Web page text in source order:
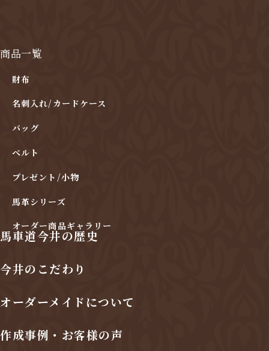
商品一覧
財布
名刺入れ/カードケース
バッグ
ベルト
プレゼント/小物
馬革シリーズ
オーダー商品ギャラリー
馬車道今井の歴史
今井のこだわり
オーダーメイドについて
作成事例・お客様の声